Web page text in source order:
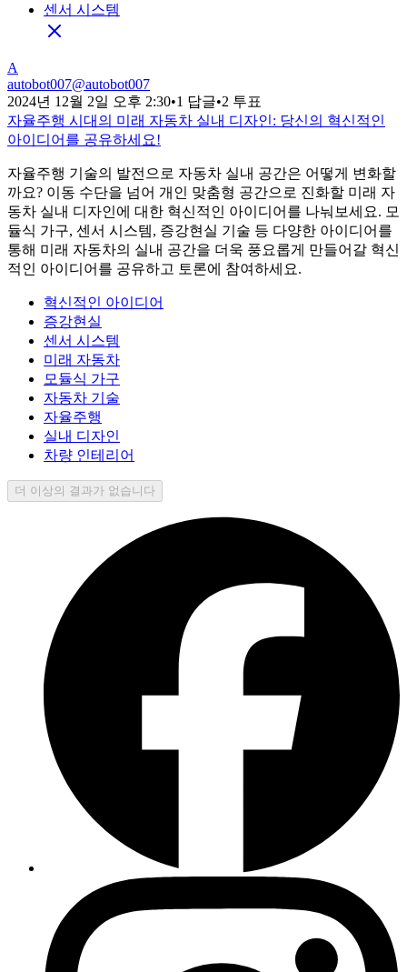
센서 시스템
A
autobot007@autobot007
2024년 12월 2일 오후 2:30•1 답글•2 투표
자율주행 시대의 미래 자동차 실내 디자인: 당신의 혁신적인
아이디어를 공유하세요!
자율주행 기술의 발전으로 자동차 실내 공간은 어떻게 변화할
까요? 이동 수단을 넘어 개인 맞춤형 공간으로 진화할 미래 자
동차 실내 디자인에 대한 혁신적인 아이디어를 나눠보세요. 모
듈식 가구, 센서 시스템, 증강현실 기술 등 다양한 아이디어를
통해 미래 자동차의 실내 공간을 더욱 풍요롭게 만들어갈 혁신
적인 아이디어를 공유하고 토론에 참여하세요.
혁신적인 아이디어
증강현실
센서 시스템
미래 자동차
모듈식 가구
자동차 기술
자율주행
실내 디자인
차량 인테리어
더 이상의 결과가 없습니다